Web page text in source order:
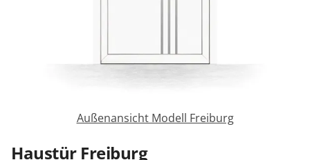
Außenansicht Modell Freiburg
Haustür Freiburg